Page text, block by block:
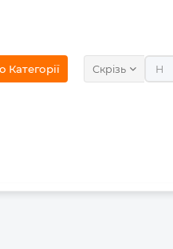
Категорії Скрізь